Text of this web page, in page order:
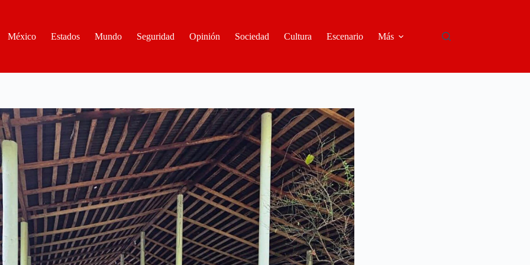
México
Estados Mundo Seguridad Opinión Sociedad Cultura Escenario Más